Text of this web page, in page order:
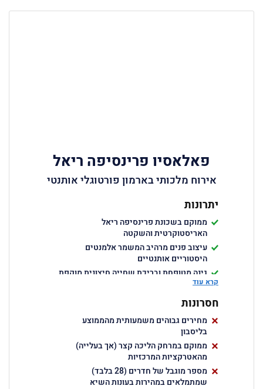
פאלאסיו פרינסיפה ריאל
אירוח מלכותי בארמון פורטוגלי אותנטי
יתרונות
ממוקם בשכונת פרינסיפה ריאל
האריסטוקרטית והשקטה
עיצוב פנים מרהיב המשמר אלמנטים
היסטוריים אותנטיים
גינה מטופחת ובריכת שחייה חיצונית מוקפת
עצי דקל
שירות אישי יוצא דופן עם יחס של מלון
בוטיק אמיתי
חדרי סוויטה מרווחים עם תקרות גבוהות
ואמבטיות שיש
קרא עוד
חסרונות
מחירים גבוהים משמעותית מהממוצע
בליסבון
ממוקם במרחק הליכה קצר (אך בעלייה)
מהאטרקציות המרכזיות
מספר מוגבל של חדרים (28 בלבד)
שמתמלאים במהירות בעונות השיא